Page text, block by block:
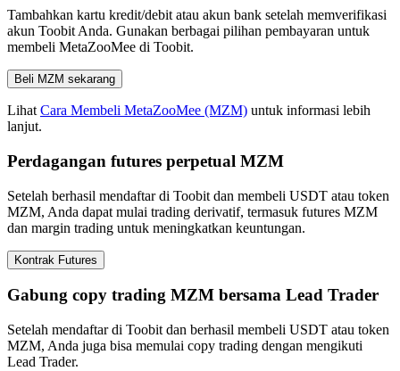
Tambahkan kartu kredit/debit atau akun bank setelah memverifikasi
akun Toobit Anda. Gunakan berbagai pilihan pembayaran untuk
membeli MetaZooMee di Toobit.
Beli MZM sekarang
Lihat Cara Membeli MetaZooMee (MZM) untuk informasi lebih
lanjut.
Perdagangan futures perpetual MZM
Setelah berhasil mendaftar di Toobit dan membeli USDT atau token
MZM, Anda dapat mulai trading derivatif, termasuk futures MZM
dan margin trading untuk meningkatkan keuntungan.
Kontrak Futures
Gabung copy trading MZM bersama Lead Trader
Setelah mendaftar di Toobit dan berhasil membeli USDT atau token
MZM, Anda juga bisa memulai copy trading dengan mengikuti
Lead Trader.